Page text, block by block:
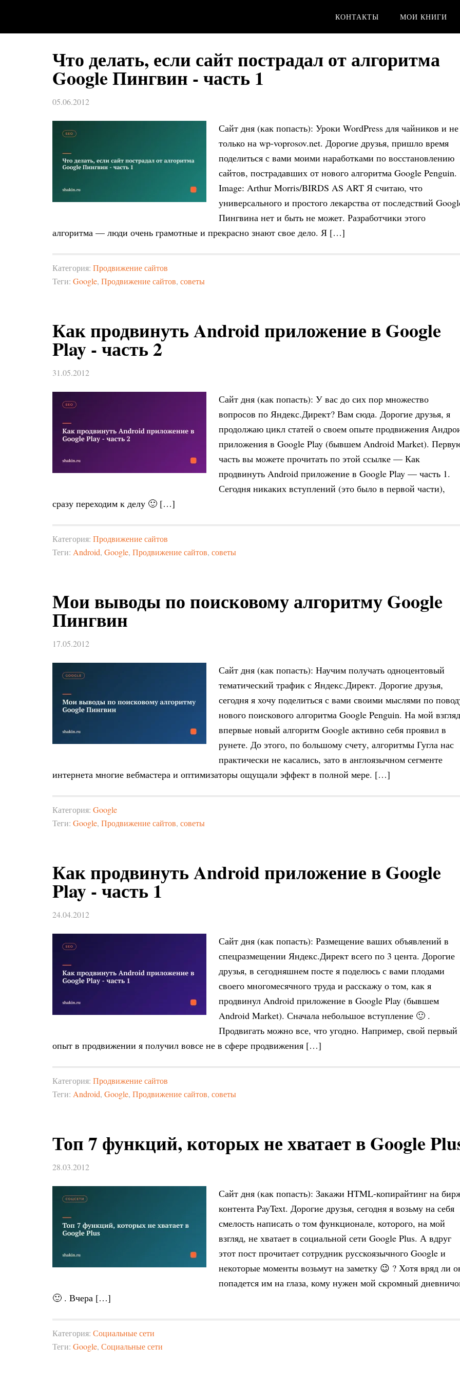
КОНТАКТЫ МОИ КНИГИ
Что делать, если сайт пострадал от алгоритма
Google Пингвин - часть 1
05.06.2012
Сайт дня (как попасть): Уроки WordPress для чайников и не
только на wp-voprosov.net. Дорогие друзья, пришло время
поделиться с вами моими наработками по восстановлению
сайтов, пострадавших от нового алгоритма Google Penguin.
Image: Arthur Morris/BIRDS AS ART Я считаю, что
универсального и простого лекарства от последствий
Пингвина нет и быть не может. Разработчики этого
алгоритма — люди очень грамотные и прекрасно знают свое дело. Я […]
Категория: Продвижение сайтов
Теги: Google, Продвижение сайтов, советы
Как продвинуть Android приложение в Google
Play - часть 2
31.05.2012
Сайт дня (как попасть): У вас до сих пор множество
вопросов по Яндекс.Директ? Вам сюда. Дорогие друзья, я
продолжаю цикл статей о своем опыте продвижения
приложения в Google Play (бывшем Android Market).
часть вы можете прочитать по этой ссылке — Как
продвинуть Android приложение в Google Play — часть 1.
Сегодня никаких вступлений (это было в первой части),
сразу переходим к делу 🙂 […]
Категория: Продвижение сайтов
Теги: Android, Google, Продвижение сайтов, советы
Мои выводы по поисковому алгоритму Google
Пингвин
17.05.2012
Сайт дня (как попасть): Научим получать одноцентовый
тематический трафик с Яндекс.Директ. Дорогие друзья,
сегодня я хочу поделиться с вами своими мыслями по
нового поискового алгоритма Google Penguin. На мой
впервые новый алгоритм Google активно себя проявил в
рунете. До этого, по большому счету, алгоритмы Гугла нас
практически не касались, зато в англоязычном сегменте
интернета многие вебмастера и оптимизаторы ощущали эффект в полной мере. […]
Категория: Google
Теги: Google, Продвижение сайтов, советы
Как продвинуть Android приложение в Google
Play - часть 1
24.04.2012
Сайт дня (как попасть): Размещение ваших объявлений в
спецразмещении Яндекс.Директ всего по 3 цента. Дорогие
друзья, в сегодняшнем посте я поделюсь с вами плодами
своего многомесячного труда и расскажу о том, как я
продвинул Android приложение в Google Play (бывшем
Android Market). Сначала небольшое вступление 🙂 .
Продвигать можно все, что угодно. Например, свой первый
опыт в продвижении я получил вовсе не в сфере продвижения […]
Категория: Продвижение сайтов
Теги: Android, Google, Продвижение сайтов, советы
Топ 7 функций, которых не хватает в Google
28.03.2012
Сайт дня (как попасть): Закажи HTML-копирайтинг на
контента PayText. Дорогие друзья, сегодня я возьму на себя
смелость написать о том функционале, которого, на мой
взгляд, не хватает в социальной сети Google Plus. А вдруг
этот пост прочитает сотрудник русскоязычного Google и
некоторые моменты возьмут на заметку 😉 ? Хотя вряд ли
попадется им на глаза, кому нужен мой скромный
🙂 . Вчера […]
Категория: Социальные сети
Теги: Google, Социальные сети